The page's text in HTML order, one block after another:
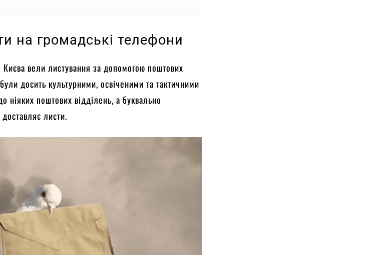
на громадські телефони
Києва вели листування за допомогою поштових
досить культурними, освіченими та тактичними
поштових відділень, а буквально
листи.